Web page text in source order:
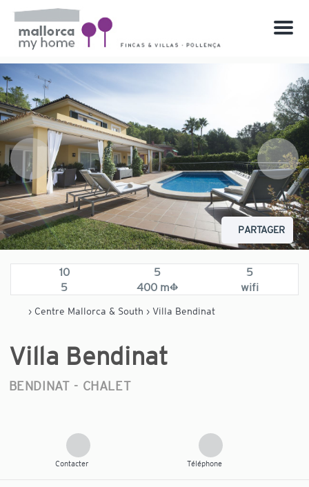
Menu
PARTAGER
10 5
5
5
400 m² wifi
› Centre Mallorca & South › Villa Bendinat
Villa Bendinat
BENDINAT - CHALET
Contacter Téléphone